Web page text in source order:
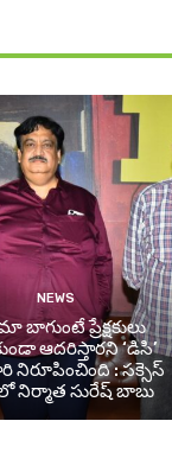
NEWS
బాగుంటే ప్రేక్షకులు
ఆదరిస్తారని ‘డిసి’
నిరూపించింది : సక్సెస్
నిర్మాత సురేష్ బాబు